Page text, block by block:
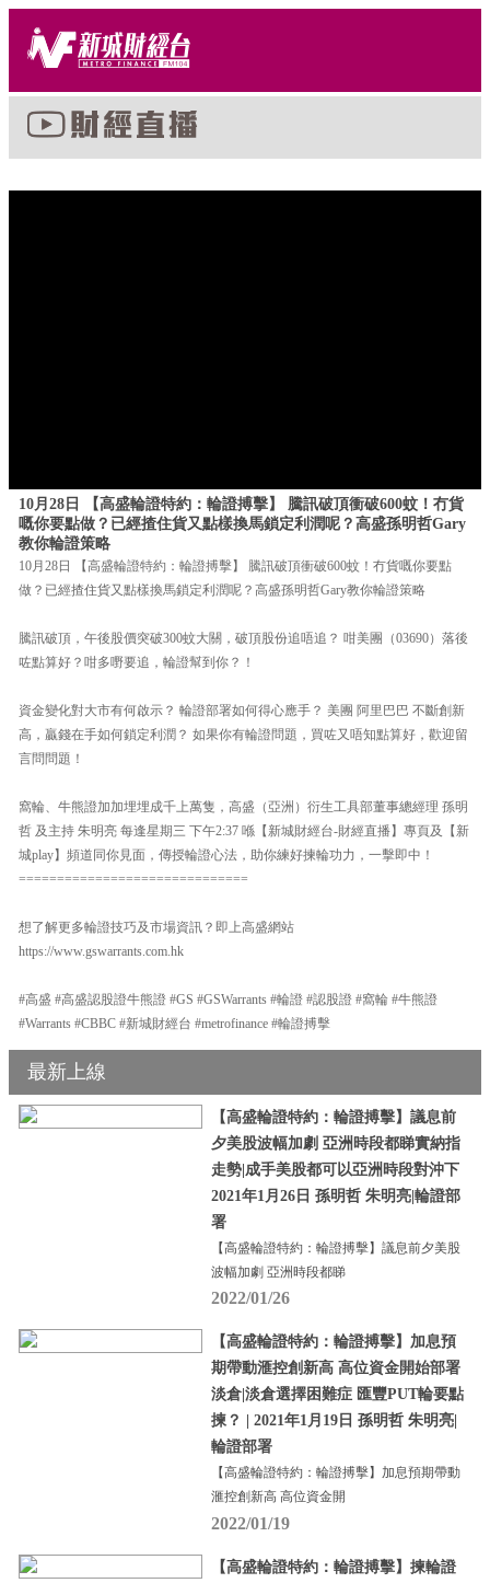
10月28日 【高盛輪證特約：輪證搏擊】 騰訊破頂衝破600蚊！冇貨
嘅你要點做？已經揸住貨又點樣換馬鎖定利潤呢？高盛孫明哲Gary
教你輪證策略
10月28日 【高盛輪證特約：輪證搏擊】 騰訊破頂衝破600蚊！冇貨嘅你要點
做？已經揸住貨又點樣換馬鎖定利潤呢？高盛孫明哲Gary教你輪證策略
騰訊破頂，午後股價突破300蚊大關，破頂股份追唔追？ 咁美團（03690）落後
咗點算好？咁多嘢要追，輪證幫到你？！
資金變化對大市有何啟示？ 輪證部署如何得心應手？ 美團 阿里巴巴 不斷創新
高，贏錢在手如何鎖定利潤？ 如果你有輪證問題，買咗又唔知點算好，歡迎留
言問問題！
窩輪、牛熊證加加埋埋成千上萬隻，高盛（亞洲）衍生工具部董事總經理 孫明
哲 及主持 朱明亮 每逢星期三 下午2:37 喺【新城財經台-財經直播】專頁及【新
城play】頻道同你見面，傳授輪證心法，助你練好揀輪功力，一擊即中！
==============================
想了解更多輪證技巧及市場資訊？即上高盛網站
https://www.gswarrants.com.hk
#高盛 #高盛認股證牛熊證 #GS #GSWarrants #輪證 #認股證 #窩輪 #牛熊證
#Warrants #CBBC #新城財經台 #metrofinance #輪證搏擊
最新上線
【高盛輪證特約：輪證搏擊】議息前
夕美股波幅加劇 亞洲時段都睇實納指
走勢|成手美股都可以亞洲時段對沖下
2021年1月26日 孫明哲 朱明亮|輪證部
署
【高盛輪證特約：輪證搏擊】議息前夕美股
波幅加劇 亞洲時段都睇
2022/01/26
【高盛輪證特約：輪證搏擊】加息預
期帶動滙控創新高 高位資金開始部署
淡倉|淡倉選擇困難症 匯豐PUT輪要點
揀？ | 2021年1月19日 孫明哲 朱明亮|
輪證部署
【高盛輪證特約：輪證搏擊】加息預期帶動
滙控創新高 高位資金開
2022/01/19
【高盛輪證特約：輪證搏擊】揀輪證